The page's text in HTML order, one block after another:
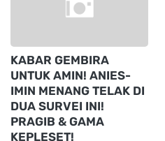
KABAR GEMBIRA
UNTUK AMIN! ANIES-
IMIN MENANG TELAK DI
DUA SURVEI INI!
PRAGIB & GAMA
KEPLESET!